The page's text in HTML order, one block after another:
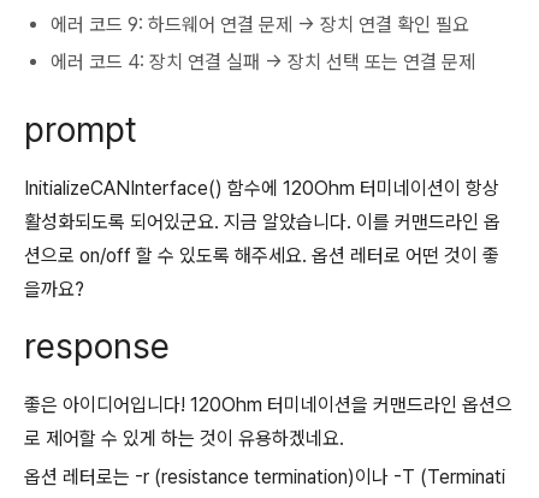
에러 코드 9: 하드웨어 연결 문제 → 장치 연결 확인 필요
에러 코드 4: 장치 연결 실패 → 장치 선택 또는 연결 문제
prompt
InitializeCANInterface() 함수에 120Ohm 터미네이션이 항상
활성화되도록 되어있군요. 지금 알았습니다. 이를 커맨드라인 옵
션으로 on/off 할 수 있도록 해주세요. 옵션 레터로 어떤 것이 좋
을까요?
response
좋은 아이디어입니다! 120Ohm 터미네이션을 커맨드라인 옵션으
로 제어할 수 있게 하는 것이 유용하겠네요.
옵션 레터로는 -r (resistance termination)이나 -T (Terminati